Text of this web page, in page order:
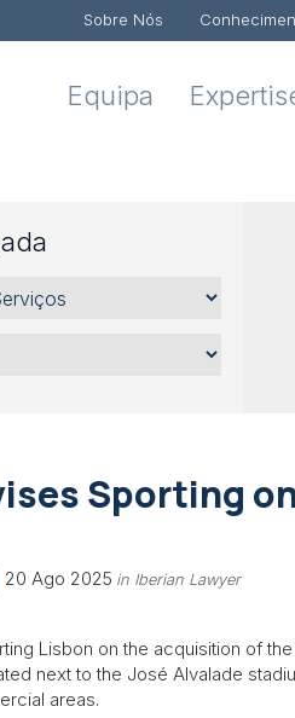
Sobre Nós
Equipa
Sporting
20 Ago 2025 in Iberian Lawyer
Lisbon on the acquisition of
next to the José Alvalade
areas.